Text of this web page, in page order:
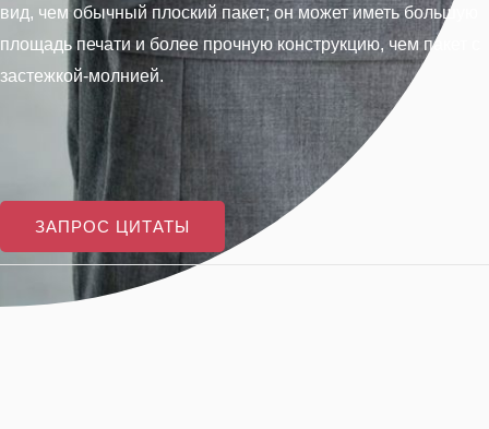
вид, чем обычный плоский пакет; он может иметь большую
площадь печати и более прочную конструкцию, чем пакет с
застежкой-молнией.
ЗАПРОС ЦИТАТЫ